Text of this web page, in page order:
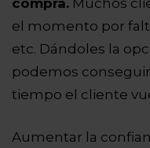
el momento por
etc. Dándoles la
podemos
tiempo el cliente
Aumentar la